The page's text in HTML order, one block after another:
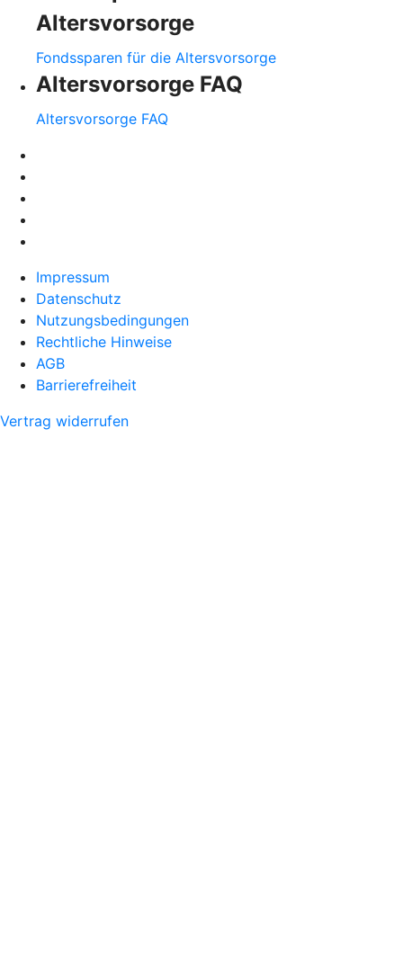
Altersvorsorge
Fondssparen für die Altersvorsorge
Altersvorsorge FAQ
Altersvorsorge FAQ
Impressum
Datenschutz
Nutzungsbedingungen
Rechtliche Hinweise
AGB
Barrierefreiheit
Vertrag widerrufen